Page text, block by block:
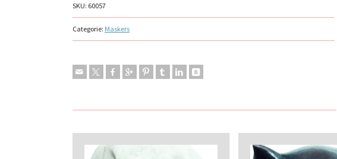
SKU: 60057
Categorie: Maskers